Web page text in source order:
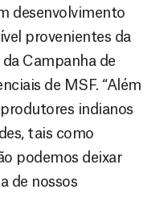
desenvolvimento
provenientes da
da Campanha de
de MSF. “Além
indianos
tais como
podemos deixar
de nossos